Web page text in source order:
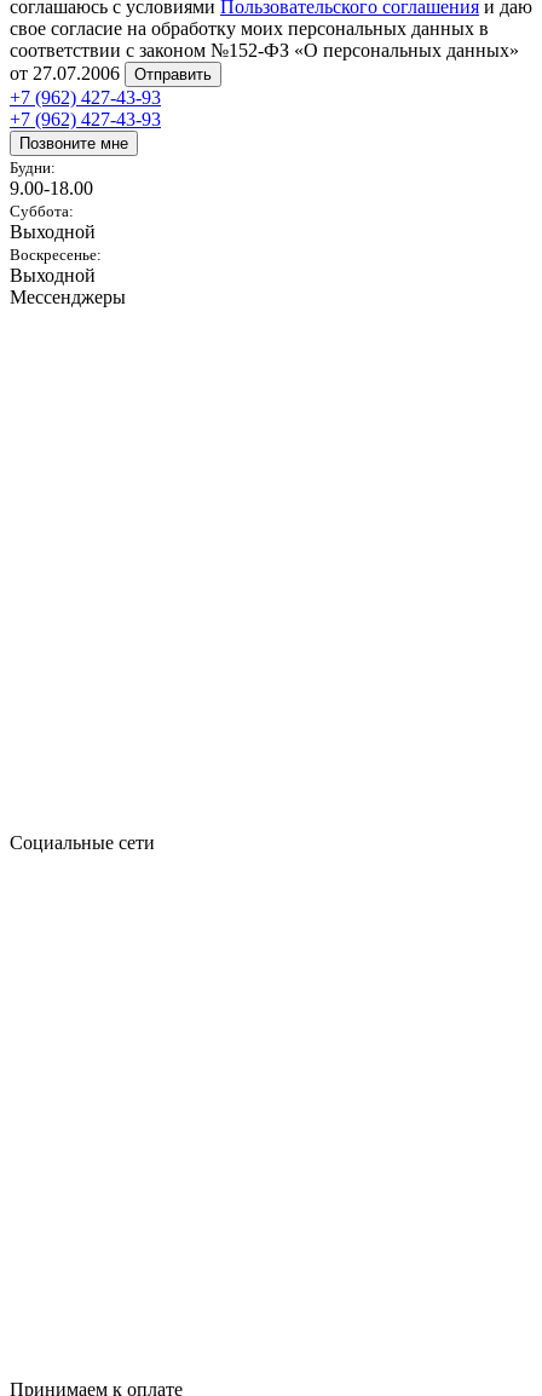
соглашаюсь с условиями Пользовательского соглашения и даю
свое согласие на обработку моих персональных данных в
соответствии с законом №152-ФЗ «О персональных данных»
от 27.07.2006
Отправить
+7 (962) 427-43-93
+7 (962) 427-43-93
Позвоните мне
Будни:
9.00-18.00
Суббота:
Выходной
Воскресенье:
Выходной
Мессенджеры
Социальные сети
Принимаем к оплате